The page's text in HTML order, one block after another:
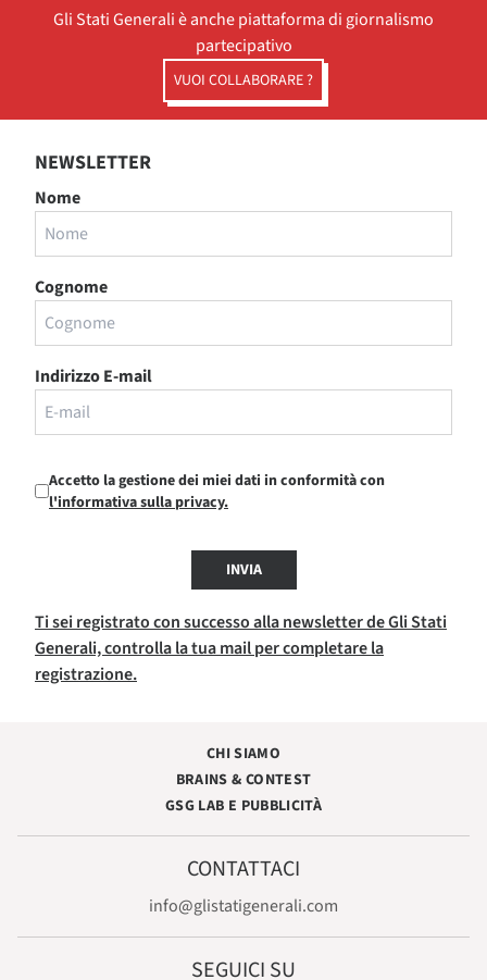
Gli Stati Generali è anche piattaforma di giornalismo
partecipativo
VUOI COLLABORARE ?
NEWSLETTER
Nome
Cognome
Indirizzo E-mail
Accetto la gestione dei miei dati in conformità con
l'informativa sulla privacy.
INVIA
Ti sei registrato con successo alla newsletter de Gli Stati
Generali, controlla la tua mail per completare la
registrazione.
CHI SIAMO
BRAINS & CONTEST
GSG LAB E PUBBLICITÀ
CONTATTACI
info@glistatigenerali.com
SEGUICI SU